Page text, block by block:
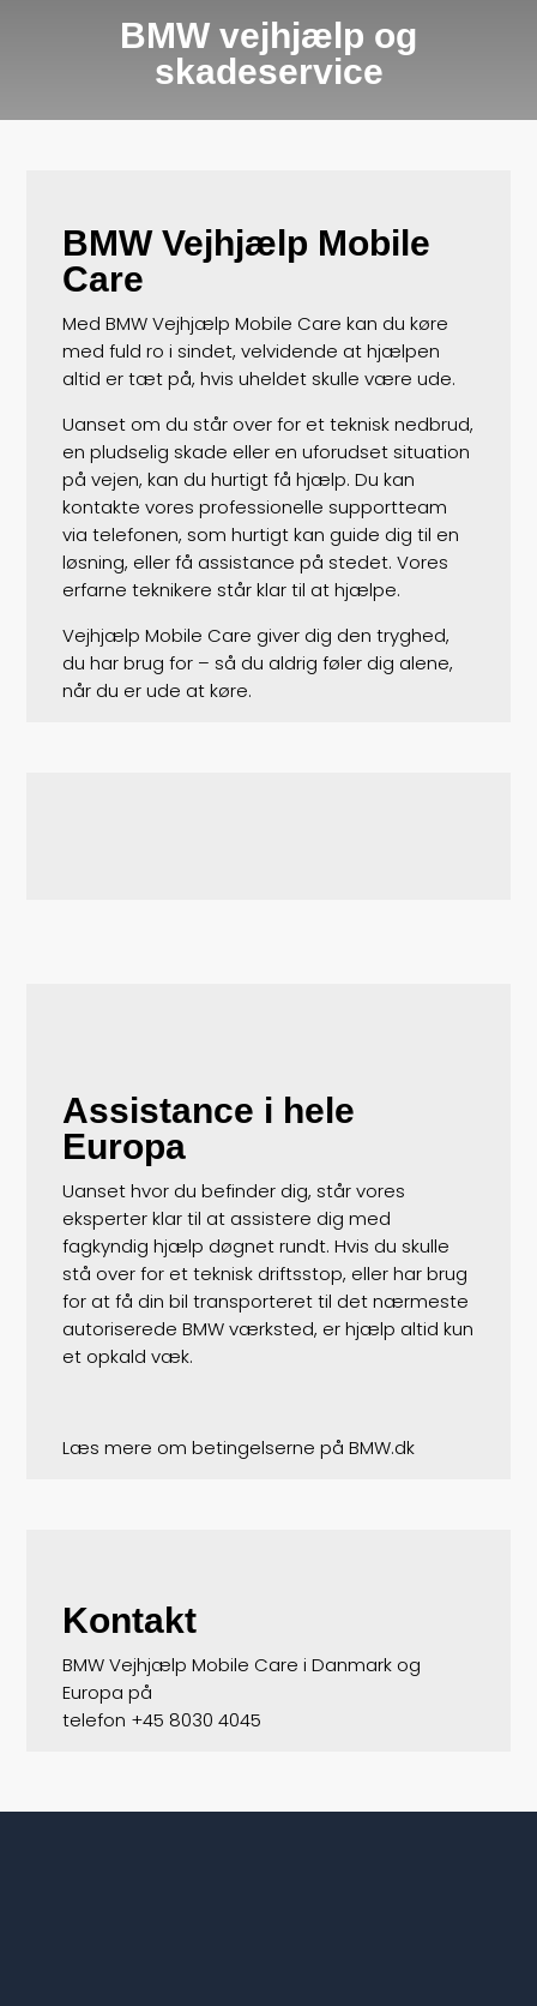
BMW vejhjælp og
skadeservice
BMW Vejhjælp Mobile
Care
Med BMW Vejhjælp Mobile Care kan du køre
med fuld ro i sindet, velvidende at hjælpen
altid er tæt på, hvis uheldet skulle være ude.
Uanset om du står over for et teknisk nedbrud,
en pludselig skade eller en uforudset situation
på vejen, kan du hurtigt få hjælp. Du kan
kontakte vores professionelle supportteam
via telefonen, som hurtigt kan guide dig til en
løsning, eller få assistance på stedet. Vores
erfarne teknikere står klar til at hjælpe.
Vejhjælp Mobile Care giver dig den tryghed,
du har brug for – så du aldrig føler dig alene,
når du er ude at køre.
Assistance i hele
Europa
Uanset hvor du befinder dig, står vores
eksperter klar til at assistere dig med
fagkyndig hjælp døgnet rundt. Hvis du skulle
stå over for et teknisk driftsstop, eller har brug
for at få din bil transporteret til det nærmeste
autoriserede BMW værksted, er hjælp altid kun
et opkald væk.
Læs mere om betingelserne på BMW.dk
Kontakt
BMW Vejhjælp Mobile Care i Danmark og
Europa på
telefon +45 8030 4045